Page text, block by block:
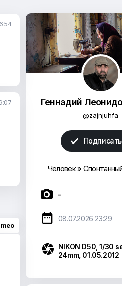
Геннадий
@zajnjuhfa

Человек»
 -
 08.07.2026 23:29
 NIKON D50, 1/30
24mm, 01.05.2012